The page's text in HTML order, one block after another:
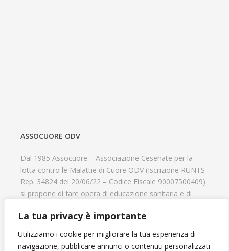
La tua privacy è importante
Utilizziamo i cookie per migliorare la tua esperienza di
navigazione, pubblicare annunci o contenuti personalizzati
ASSOCUORE ODV
Dal 1985 Assocuore – Associazione Cesenate per la
lotta contro le Malattie di Cuore ODV (Iscrizione RUNTS
Rep. 34824 del 20/06/22 – Codice Fiscale 90007500409)
si propone di fare opera di educazione sanitaria e di
psicofisico di tutti coloro che hanno un problema